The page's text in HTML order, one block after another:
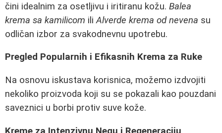
čini idealnim za osetljivu i iritiranu kožu. Balea
krema sa kamilicom iliAlverde krema od nevena su
odličan izbor za svakodnevnu upotrebu.
Pregled Popularnih i Efikasnih Krema za Ruke
Na osnovu iskustava korisnica, možemo izdvojiti
nekoliko proizvoda koji su se pokazali kao pouzdani
saveznici u borbi protiv suve kože.